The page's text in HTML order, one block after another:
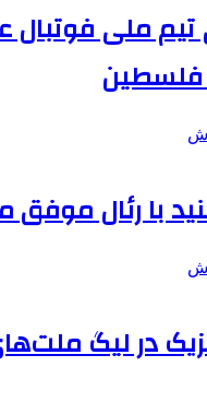
ملی فوتبال
فلسطین
با رئال
در لیگ